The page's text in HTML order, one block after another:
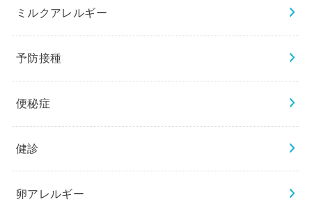
ミルクアレルギー
予防接種
便秘症
健診
卵アレルギー